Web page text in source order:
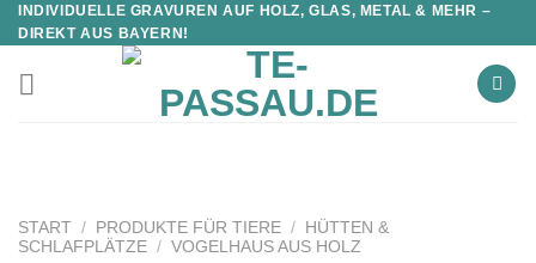
INDIVIDUELLE GRAVUREN AUF HOLZ, GLAS, METAL & MEHR –
DIREKT AUS BAYERN!
START / PRODUKTE FÜR TIERE /
HÜTTEN &
SCHLAFPLÄTZE / VOGELHAUS AUS HOLZ